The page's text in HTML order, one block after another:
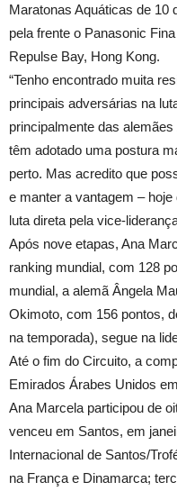
Maratonas Aquáticas de 10
pela frente o Panasonic
Repulse Bay, Hong Kong.
“Tenho encontrado muita
principais adversárias na
principalmente das
têm adotado uma postura
perto. Mas acredito que
e manter a vantagem –
luta direta pela vice-
Após nove etapas, Ana
ranking mundial, com 128
mundial, a alemã Ângela
Okimoto, com 156 pontos,
na temporada), segue na
Até o fim do Circuito, a
Emirados Árabes Unidos
Ana Marcela participou de
venceu em Santos, em
Internacional de Santos/
na França e Dinamarca;